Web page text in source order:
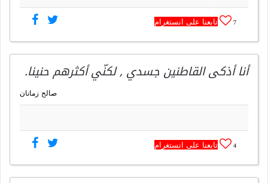
7 تابعنا على انستغرام
أنا أذكى القاطنين جسدي , لكنّي أكثرهم حنينا.
صالح زمانان
4 تابعنا على انستغرام